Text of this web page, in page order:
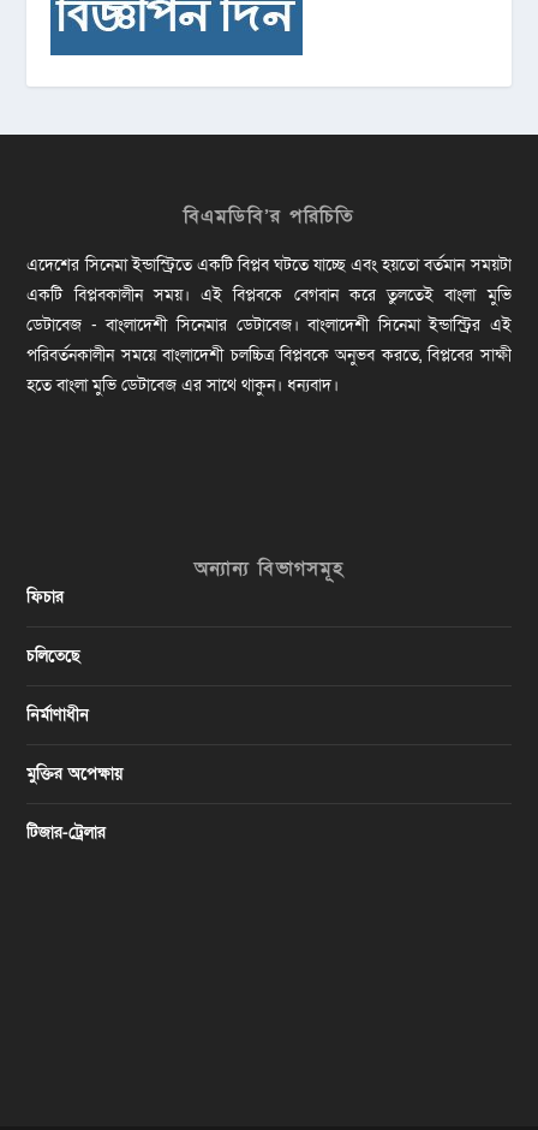
বিএমডিবি’র পরিচিতি
এদেশের সিনেমা ইন্ডাস্ট্রিতে একটি বিপ্লব ঘটতে যাচ্ছে এবং হয়তো বর্তমান সময়টা
একটি বিপ্লবকালীন সময়। এই বিপ্লবকে বেগবান করে তুলতেই বাংলা মুভি
ডেটাবেজ - বাংলাদেশী সিনেমার ডেটাবেজ। বাংলাদেশী সিনেমা ইন্ডাস্ট্রির এই
পরিবর্তনকালীন সময়ে বাংলাদেশী চলচ্চিত্র বিপ্লবকে অনুভব করতে, বিপ্লবের সাক্ষী
হতে বাংলা মুভি ডেটাবেজ এর সাথে থাকুন। ধন্যবাদ।
অন্যান্য বিভাগসমূহ
ফিচার
চলিতেছে
নির্মাণাধীন
মুক্তির অপেক্ষায়
টিজার-ট্রেলার